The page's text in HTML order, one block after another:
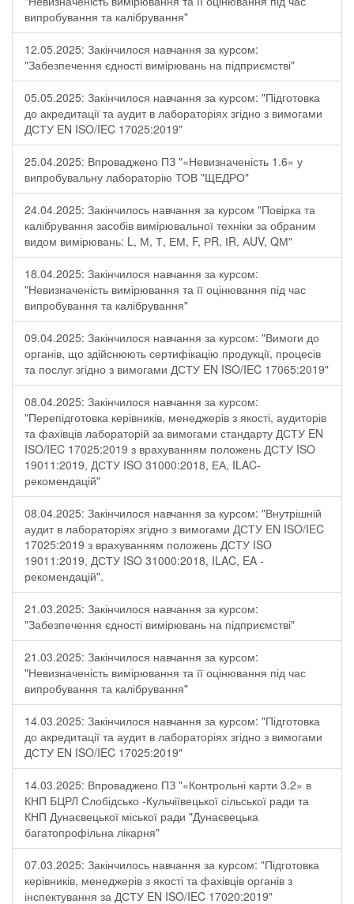
випробування та калібрування"
12.05.2025: Закінчилося навчання за курсом:
"Забезпечення єдності вимірювань на підприємстві"
05.05.2025: Закінчилося навчання за курсом: "Підготовка
до акредитації та аудит в лабораторіях згідно з вимогами
ДСТУ EN ISO/IEC 17025:2019"
25.04.2025: Впроваджено ПЗ "«Невизначеність 1.6» у
випробувальну лабораторію ТОВ "ЩЕДРО"
24.04.2025: Закінчилось навчання за курсом "Повірка та
калібрування засобів вимірювальної техніки за обраним
видом вимірювань: L, М, Т, ЕМ, F, РR, ІR, АUV, QМ"
18.04.2025: Закінчилося навчання за курсом:
"Невизначеність вимірювання та її оцінювання під час
випробування та калібрування"
09.04.2025: Закінчилося навчання за курсом: "Вимоги до
органів, що здійснюють сертифікацію продукції, процесів
та послуг згідно з вимогами ДСТУ EN ISO/IEC 17065:2019"
08.04.2025: Закінчилося навчання за курсом:
"Перепідготовка керівників, менеджерів з якості, аудиторів
та фахівців лабораторій за вимогами стандарту ДСТУ EN
ISO/IEC 17025:2019 з врахуванням положень ДСТУ ISO
19011:2019, ДСТУ ISO 31000:2018, ЕА, ILAC-
рекомендацій"
08.04.2025: Закінчилося навчання за курсом: "Внутрішній
аудит в лабораторіях згідно з вимогами ДСТУ EN ISO/IEC
17025:2019 з врахуванням положень ДСТУ ISO
19011:2019, ДСТУ ISO 31000:2018, ILAC, EA -
рекомендацій".
21.03.2025: Закінчилося навчання за курсом:
"Забезпечення єдності вимірювань на підприємстві"
21.03.2025: Закінчилося навчання за курсом:
"Невизначеність вимірювання та її оцінювання під час
випробування та калібрування"
14.03.2025: Закінчилося навчання за курсом: "Підготовка
до акредитації та аудит в лабораторіях згідно з вимогами
ДСТУ EN ISO/IEC 17025:2019"
14.03.2025: Впроваджено ПЗ "«Контрольні карти 3.2» в
КНП БЦРЛ Слобідсько -Кульчіївецької сільської ради та
КНП Дунаєвецької міської ради "Дунаєвецька
багатопрофільна лікарня"
07.03.2025: Закінчилось навчання за курсом: "Підготовка
керівників, менеджерів з якості та фахівців органів з
інспектування за ДСТУ EN ISO/IEC 17020:2019"